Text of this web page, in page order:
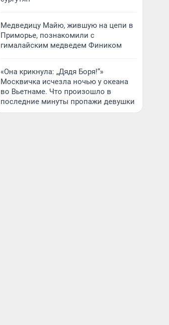
Медведицу Майю, жившую на цепи в
Приморье, познакомили с
гималайским медведем Фиником
«Она крикнула: „Дядя Боря!“»
Москвичка исчезла ночью у океана
во Вьетнаме. Что произошло в
последние минуты пропажи девушки